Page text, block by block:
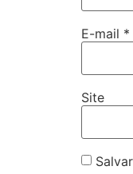
E-mail *
Site